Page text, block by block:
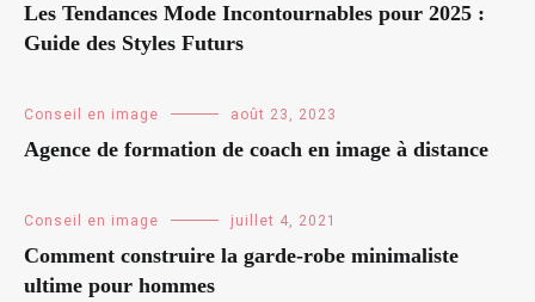
Les Tendances Mode Incontournables pour 2025 :
Guide des Styles Futurs
Conseil en image août 23, 2023
Agence de formation de coach en image à distance
Conseil en image juillet 4, 2021
Comment construire la garde-robe minimaliste
ultime pour hommes